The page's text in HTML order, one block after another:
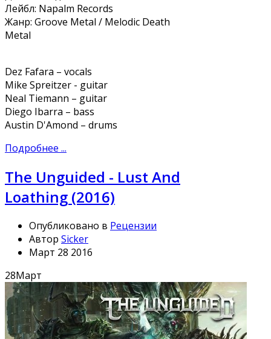
Лейбл: Napalm Records
Жанр: Groove Metal / Melodic Death
Metal
Dez Fafara – vocals
Mike Spreitzer - guitar
Neal Tiemann – guitar
Diego Ibarra – bass
Austin D'Amond – drums
Подробнее ...
The Unguided - Lust And
Loathing (2016)
Опубликовано в Рецензии
Автор Sicker
Март 28 2016
28Март